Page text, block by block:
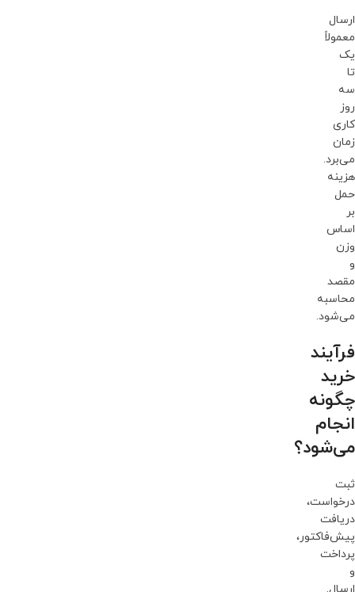
ارسال
معمولاً
یک
تا
سه
روز
کاری
زمان
می‌برد.
هزینه
حمل
بر
اساس
وزن
و
مقصد
محاسبه
می‌شود.
فرآیند
خرید
چگونه
انجام
می‌شود؟
ثبت
درخواست،
دریافت
پیش‌فاکتور،
پرداخت
و